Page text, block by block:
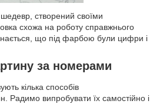
шедевр, створений своїми
схожа на роботу справжнього
що під фарбою були цифри і
за номерами
кілька способів
Радимо випробувати їх самостійно і